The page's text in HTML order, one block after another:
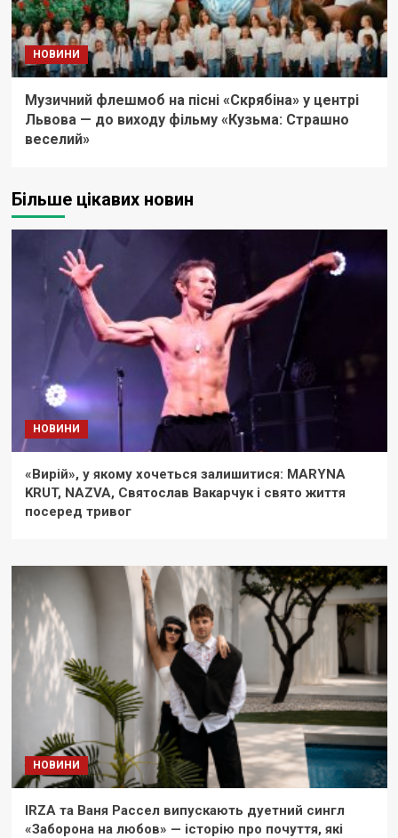
НОВИНИ
Музичний флешмоб на пісні «Скрябіна» у центрі
Львова — до виходу фільму «Кузьма: Страшно
веселий»
Більше цікавих новин
НОВИНИ
«Вирій», у якому хочеться залишитися: MARYNA
KRUT, NAZVA, Святослав Вакарчук і свято життя
посеред тривог
НОВИНИ
IRZA та Ваня Рассел випускають дуетний сингл
«Заборона на любов» — історію про почуття, які